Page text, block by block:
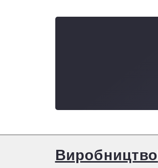
Виробництво